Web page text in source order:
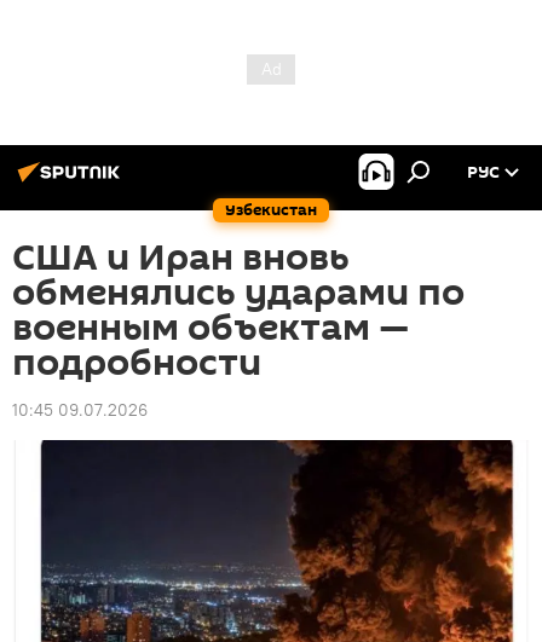
Узбекистан
РУС
США и Иран вновь
обменялись ударами по
военным объектам —
подробности
10:45 09.07.2026